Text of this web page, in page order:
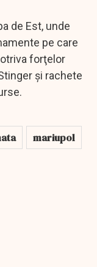
de Est, unde
pe care
forţelor
şi rachete
mariupol